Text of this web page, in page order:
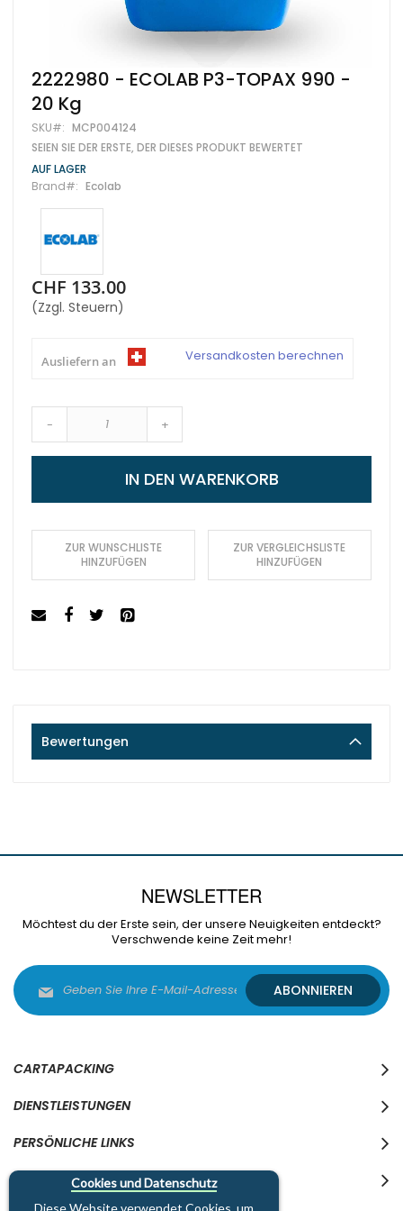
Cookies und Datenschutz
Diese Website verwendet Cookies, um
Zum
Anfang
der
Bildgalerie
springen
2222980 - ECOLAB P3-TOPAX 990 -
20 Kg
SKU MCP004124
SEIEN SIE DER ERSTE, DER DIESES PRODUKT BEWERTET
AUF LAGER
Brand
Ecolab
CHF 133.00
(Zzgl. Steuern)
Ausliefern an Versandkosten berechnen
- +
IN DEN WARENKORB
ZUR WUNSCHLISTE
HINZUFÜGEN
ZUR VERGLEICHSLISTE
HINZUFÜGEN
Bewertungen
NEWSLETTER
Möchtest du der Erste sein, der unsere Neuigkeiten entdeckt?
Verschwende keine Zeit mehr!
Sie
sich
ABONNIEREN
CARTAPACKING
DIENSTLEISTUNGEN
PERSÖNLICHE LINKS
WO WIR SIND